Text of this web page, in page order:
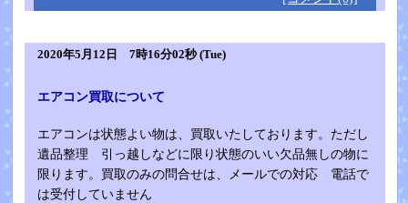
2020年5月12日 7時16分02秒 (Tue)
エアコン買取について
エアコンは状態よい物は、買取いたしております。ただし
遺品整理 引っ越しなどに限り状態のいい欠品無しの物に
限ります。買取のみの問合せは、メールでの対応 電話で
は受付していません